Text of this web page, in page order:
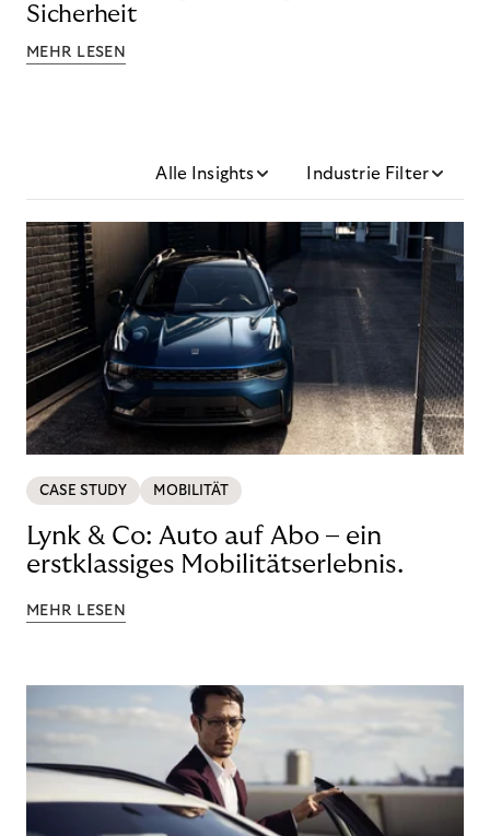
Sicherheit
MEHR LESEN
Alle Insights Industrie Filter
CASE STUDY MOBILITÄT
Lynk & Co: Auto auf Abo – ein
erstklassiges Mobilitätserlebnis.
MEHR LESEN